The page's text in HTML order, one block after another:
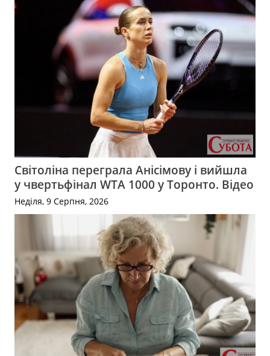
Світоліна переграла Анісімову і вийшла
у чвертьфінал WTA 1000 у Торонто. Відео
Неділя, 9 Серпня, 2026